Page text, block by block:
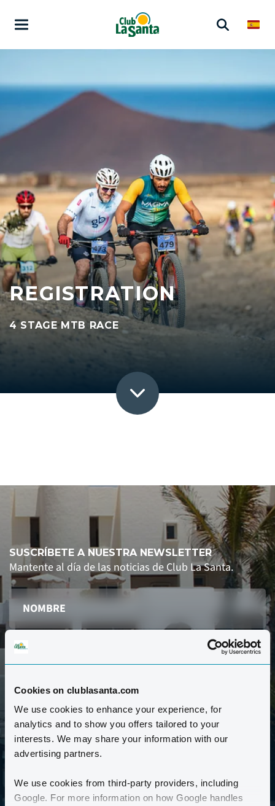
Cookies on clublasanta.com
We use cookies to enhance your experience, for
analytics and to show you offers tailored to your
interests. We may share your information with our
advertising partners.
We use cookies from third-party providers, including
Google. For more information on how Google handles
REGISTRATION
4 STAGE MTB RACE
SUSCRÍBETE A NUESTRA NEWSLETTER
Mantente al día de las noticias de Club La Santa.
He leído y acepto la política de privacidad de Club
La Santa.Política de privacidad *